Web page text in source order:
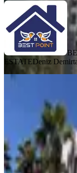
ESTATEDeniz
EŞYALI
3+1